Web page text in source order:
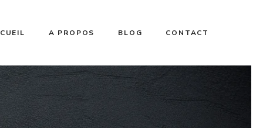
A PROPOS BLOG CONTACT